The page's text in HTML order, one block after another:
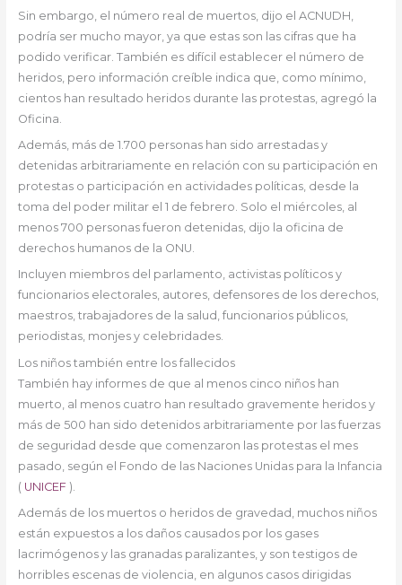
Sin embargo, el número real de muertos, dijo el ACNUDH,
podría ser mucho mayor, ya que estas son las cifras que ha
podido verificar. También es difícil establecer el número de
heridos, pero información creíble indica que, como mínimo,
cientos han resultado heridos durante las protestas, agregó la
Oficina.
Además, más de 1.700 personas han sido arrestadas y
detenidas arbitrariamente en relación con su participación en
protestas o participación en actividades políticas, desde la
toma del poder militar el 1 de febrero. Solo el miércoles, al
menos 700 personas fueron detenidas, dijo la oficina de
derechos humanos de la ONU.
Incluyen miembros del parlamento, activistas políticos y
funcionarios electorales, autores, defensores de los derechos,
maestros, trabajadores de la salud, funcionarios públicos,
periodistas, monjes y celebridades.
Los niños también entre los fallecidos
También hay informes de que al menos cinco niños han
muerto, al menos cuatro han resultado gravemente heridos y
más de 500 han sido detenidos arbitrariamente por las fuerzas
de seguridad desde que comenzaron las protestas el mes
pasado, según el Fondo de las Naciones Unidas para la Infancia
( UNICEF).
Además de los muertos o heridos de gravedad, muchos niños
están expuestos a los daños causados por los gases
lacrimógenos y las granadas paralizantes, y son testigos de
horribles escenas de violencia, en algunos casos dirigidas